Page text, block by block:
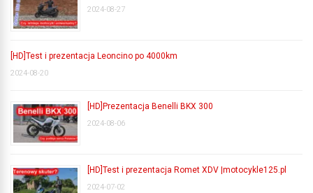
2024-08-27
[HD]Test i prezentacja Leoncino po 4000km
2024-08-20
[HD]Prezentacja Benelli BKX 300
2024-08-06
[HD]Test i prezentacja Romet XDV |motocykle125.pl
2024-07-02